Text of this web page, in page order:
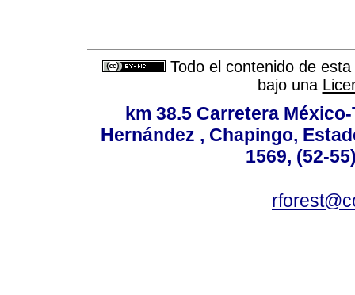
Todo el contenido de
bajo una
km 38.5 Carretera
Hernández , Chapingo,
1569, (52-